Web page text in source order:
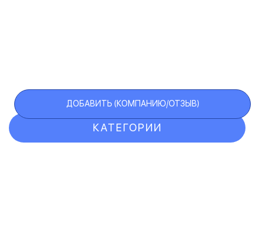
КАТЕГОРИИ
ДОБАВИТЬ (КОМПАНИЮ/ОТЗЫВ)